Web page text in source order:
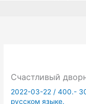
Счастливый
2022-03-22 /400.-
русском языке.